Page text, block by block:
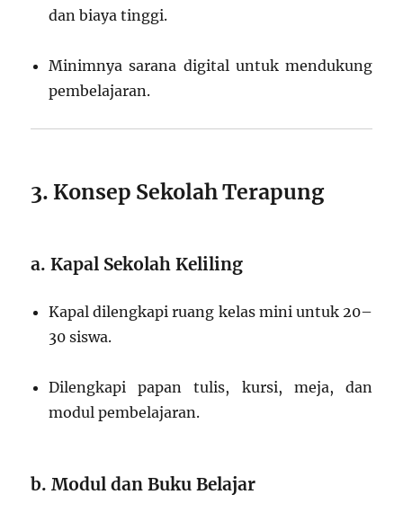
dan biaya tinggi.
Minimnya sarana digital untuk mendukung
pembelajaran.
3. Konsep Sekolah Terapung
a. Kapal Sekolah Keliling
Kapal dilengkapi ruang kelas mini untuk 20–
30 siswa.
Dilengkapi papan tulis, kursi, meja, dan
modul pembelajaran.
b. Modul dan Buku Belajar